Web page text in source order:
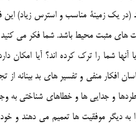
يك زمينة مناسب و استرس زياد) اين
هاي مثبت محيط باشد. شما فكر مي
شما را ترك كرده اند؟ آيا امكان
افكار منفي و تفسير هاي بد بينانه از
و جدايي ها و خطاهاي شناختي به
ديگر موفقيت ها تعميم مي دهند و خود